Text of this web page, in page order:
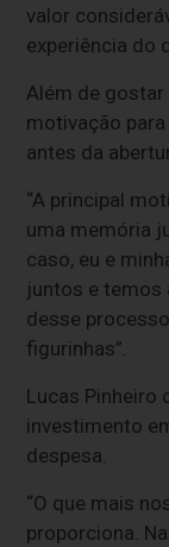
valor
experiência do
Além de
motivação
antes da
“A principal
uma memória
caso, eu e
juntos e temos
desse
figurinhas”.
Lucas Pinheiro
investimento
despesa.
“O que mais
proporciona.